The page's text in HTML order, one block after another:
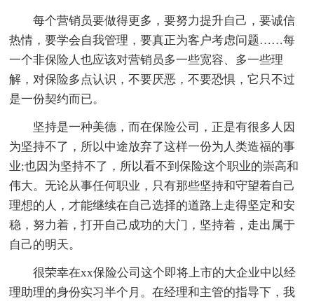
每个营销员要做得更多，要努力提升自己，要诚信
热情，要学会自我管理，要真正为客户考虑问题……每
一个非保险人也应该对营销员多一些宽容、多一些理
解，对保险多点认识，不要厌恶，不要恐惧，它只不过
是一份契约而已。
坚持是一种美德，而在保险公司，正是有很多人因
为坚持不了，所以中途放弃了这样一份为人类造福的事
业;也因为坚持不了，所以看不到保险这个职业的崇高和
伟大。无论从事任何职业，只有那些坚持和守望着自己
理想的人，才能继续在自己选择的道路上走得坚定和安
稳，努力着，打开自己成功的大门，坚持着，走出属于
自己的明天。
很荣幸在xx保险公司这个即将上市的大企业中以经
理助理的身份实习半个月。在经理和主管的指导下，我